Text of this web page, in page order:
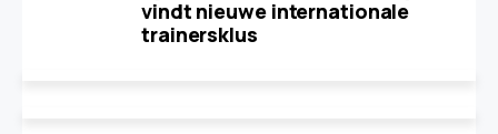
vindt nieuwe internationale
trainersklus